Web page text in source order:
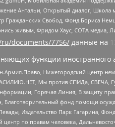
Антальи, Открытый диалог,
Свобод, Фонд Бориса
живым, Фридом Хаус, СОТА медиа,
documents/7756/ данные на
функции иностранного
Нижегородский центр
Мы против СПИДа, СВЕЧА,
Горячая Линия, В защиту
фонд помощи
Издательство Парк Гагарина,
центр по правам человека,